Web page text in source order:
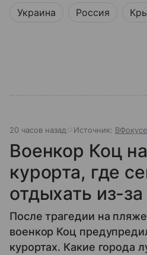
Украина Россия
20 часов назад Источник:
Военкор Коц
курорта, где
отдыхать из-
После трагедии на
военкор Коц
курортах. Какие города